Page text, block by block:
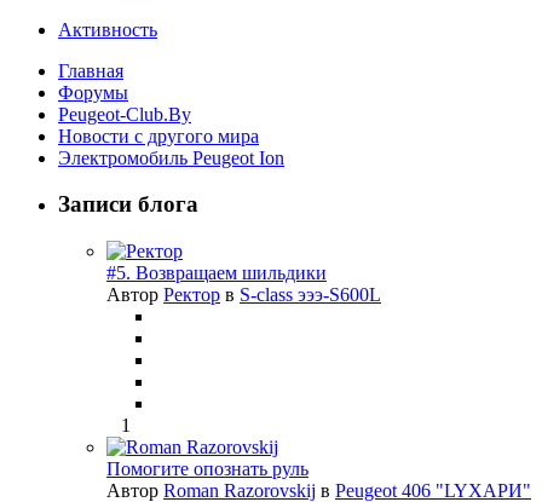
Активность
Главная
Форумы
Peugeot-Club.By
Новости с другого мира
Электромобиль Peugeot Ion
Записи блога
#5. Возвращаем шильдики
Автор Ректор в S-class эээ-S600L
1
Помогите опознать руль
Автор Roman Razorovskij в Peugeot 406 "LYХАРИ"